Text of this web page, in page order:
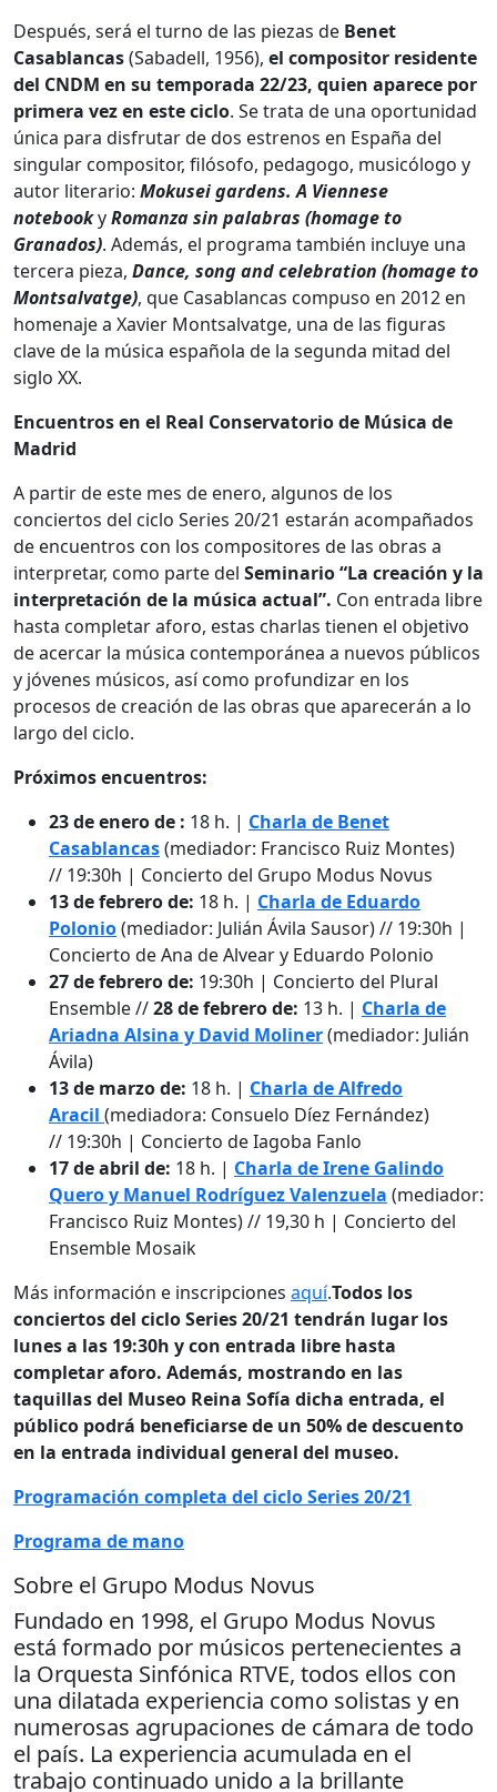
Después, será el turno de las piezas de Benet
Casablancas(Sabadell, 1956), el compositor residente
del CNDM en su temporada 22/23, quien aparece por
primera vez en este ciclo. Se trata de una oportunidad
única para disfrutar de dos estrenos en España del
singular compositor, filósofo, pedagogo, musicólogo y
autor literario: Mokusei gardens. A Viennese
notebookyRomanza sin palabras (homage to
Granados). Además, el programa también incluye una
tercera pieza, Dance, song and celebration (homage to
Montsalvatge), que Casablancas compuso en 2012 en
homenaje a Xavier Montsalvatge, una de las figuras
clave de la música española de la segunda mitad del
siglo XX.
Encuentros en el Real Conservatorio de Música de
Madrid
A partir de este mes de enero, algunos de los
conciertos del ciclo Series 20/21 estarán acompañados
de encuentros con los compositores de las obras a
interpretar, como parte del Seminario“La creación y la
interpretación de la música actual”. Con entrada libre
hasta completar aforo, estas charlas tienen el objetivo
de acercar la música contemporánea a nuevos públicos
y jóvenes músicos, así como profundizar en los
procesos de creación de las obras que aparecerán a lo
largo del ciclo.
Próximos encuentros:
23 de enero de : 18 h. | Charla de Benet
Casablancas(mediador: Francisco Ruiz Montes)
// 19:30h | Concierto del Grupo Modus Novus
13 de febrero de: 18 h. | Charla de Eduardo
Polonio(mediador: Julián Ávila Sausor) // 19:30h |
Concierto de Ana de Alvear y Eduardo Polonio
27 de febrero de: 19:30h | Concierto del Plural
Ensemble //28 de febrero de: 13 h. | Charla de
Ariadna Alsina y David Moliner(mediador: Julián
Ávila)
13 de marzo de: 18 h. | Charla de Alfredo
Aracil (mediadora: Consuelo Díez Fernández)
// 19:30h | Concierto de Iagoba Fanlo
17 de abril de: 18 h. | Charla de Irene Galindo
Quero y Manuel Rodríguez Valenzuela (mediador:
Francisco Ruiz Montes) // 19,30 h | Concierto del
Ensemble Mosaik
Más información e inscripciones aquí.Todos los
conciertos del ciclo Series 20/21 tendrán lugar los
lunes a las 19:30h y con entrada libre hasta
completar aforo. Además, mostrando en las
taquillas del Museo Reina Sofía dicha entrada, el
público podrá beneficiarse de un 50% de descuento
en la entrada individual general del museo.
Programación completa del ciclo Series 20/21
Programa de mano
Sobre el Grupo Modus Novus
Fundado en 1998, el Grupo Modus Novus
está formado por músicos pertenecientes a
la Orquesta Sinfónica RTVE, todos ellos con
una dilatada experiencia como solistas y en
numerosas agrupaciones de cámara de todo
el país. La experiencia acumulada en el
trabajo continuado unido a la brillante